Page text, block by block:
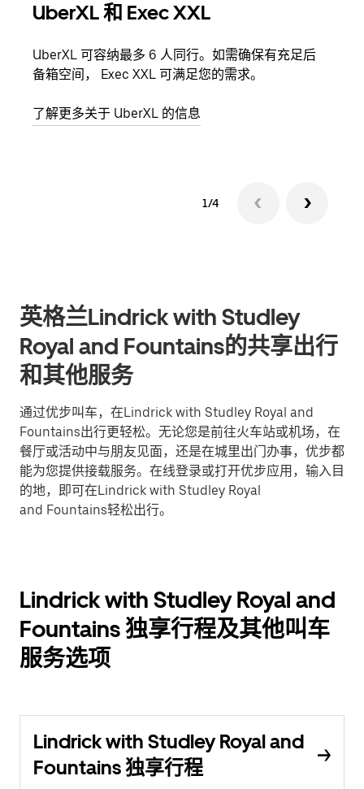
UberXL 和 Exec XXL
UberXL 可容纳最多 6 人同行。如需确保有充足后
备箱空间， Exec XXL 可满足您的需求。
了解更多关于 UberXL 的信息
1/4
英格兰Lindrick with Studley
Royal and Fountains的共享出行
和其他服务
通过优步叫车，在Lindrick with Studley Royal and
Fountains出行更轻松。无论您是前往火车站或机场，在
餐厅或活动中与朋友见面，还是在城里出门办事，优步都
能为您提供接载服务。在线登录或打开优步应用，输入目
的地，即可在Lindrick with Studley Royal
and Fountains轻松出行。
Lindrick with Studley Royal and
Fountains 独享行程及其他叫车
服务选项
Lindrick with Studley Royal and
Fountains 独享行程